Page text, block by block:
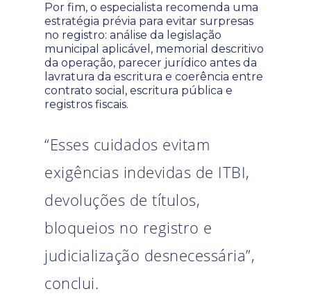
Por fim, o especialista recomenda uma
estratégia prévia para evitar surpresas
no registro: análise da legislação
municipal aplicável, memorial descritivo
da operação, parecer jurídico antes da
lavratura da escritura e coerência entre
contrato social, escritura pública e
registros fiscais.
“Esses cuidados evitam
exigências indevidas de ITBI,
devoluções de títulos,
bloqueios no registro e
judicialização desnecessária”,
conclui.